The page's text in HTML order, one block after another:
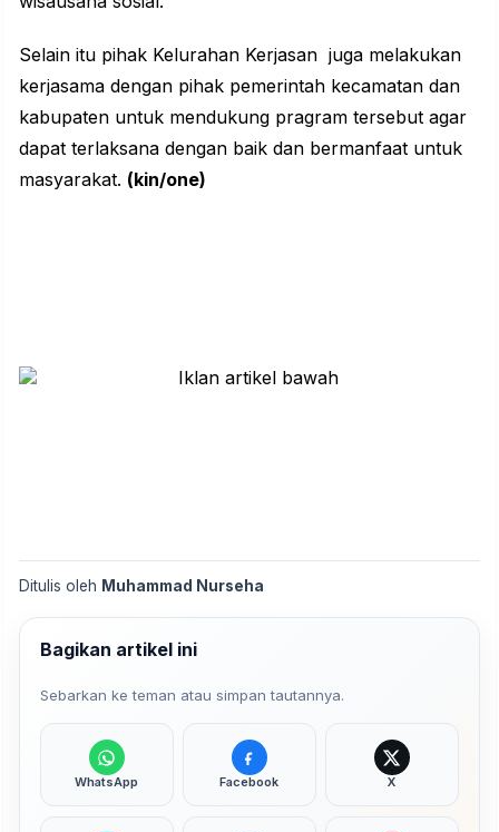
Selain itu pihak Kelurahan Kerjasan juga melakukan
kerjasama dengan pihak pemerintah kecamatan dan
kabupaten untuk mendukung pragram tersebut agar
dapat terlaksana dengan baik dan bermanfaat untuk
masyarakat. (kin/one)
Ditulis oleh Muhammad Nurseha
Bagikan artikel ini
Sebarkan ke teman atau simpan tautannya.
WhatsApp Facebook X